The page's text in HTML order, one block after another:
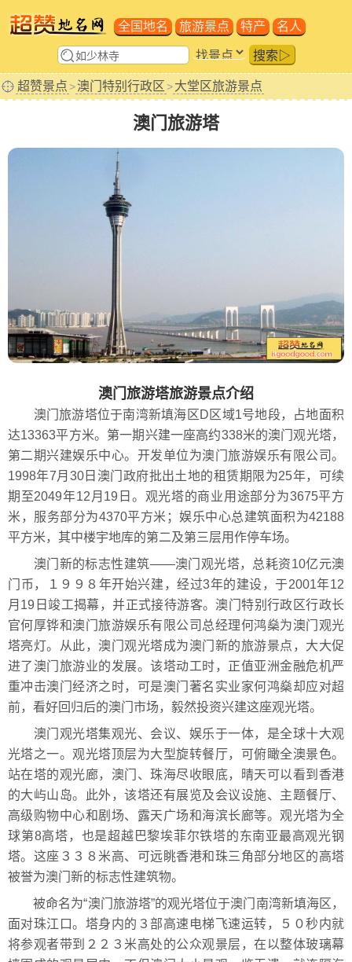
全国地名 旅游景点 特产 名人
搜索▷
超赞景点>澳门特别行政区 >大堂区旅游景点
澳门旅游塔
澳门旅游塔旅游景点介绍
澳门旅游塔位于南湾新填海区D区域1号地段，占地面积
达13363平方米。第一期兴建一座高约338米的澳门观光塔，
第二期兴建娱乐中心。开发单位为澳门旅游娱乐有限公司。
1998年7月30日澳门政府批出土地的租赁期限为25年，可续
期至2049年12月19日。观光塔的商业用途部分为3675平方
米，服务部分为4370平方米；娱乐中心总建筑面积为42188
平方米，其中楼宇地库的第二及第三层用作停车场。
澳门新的标志性建筑——澳门观光塔，总耗资10亿元澳
门币，１９９８年开始兴建，经过3年的建设，于2001年12
月19日竣工揭幕，并正式接待游客。澳门特别行政区行政长
官何厚铧和澳门旅游娱乐有限公司总经理何鸿燊为澳门观光
塔亮灯。从此，澳门观光塔成为澳门新的旅游景点，大大促
进了澳门旅游业的发展。该塔动工时，正值亚洲金融危机严
重冲击澳门经济之时，可是澳门著名实业家何鸿燊却应对超
前，看好回归后的澳门市场，毅然投资兴建这座观光塔。
澳门观光塔集观光、会议、娱乐于一体，是全球十大观
光塔之一。观光塔顶层为大型旋转餐厅，可俯瞰全澳景色。
站在塔的观光廊，澳门、珠海尽收眼底，晴天可以看到香港
的大屿山岛。此外，该塔还有展览及会议设施、主题餐厅、
高级购物中心和剧场、露天广场和海滨长廊等。观光塔为全
球第8高塔，也是超越巴黎埃菲尔铁塔的东南亚最高观光钢
塔。这座３３８米高、可远眺香港和珠三角部分地区的高塔
被誉为澳门新的标志性建筑物。
被命名为“澳门旅游塔”的观光塔位于澳门南湾新填海区，
面对珠江口。塔身内的３部高速电梯飞速运转，５０秒内就
将参观者带到２２３米高处的公众观景层，在以整体玻璃幕